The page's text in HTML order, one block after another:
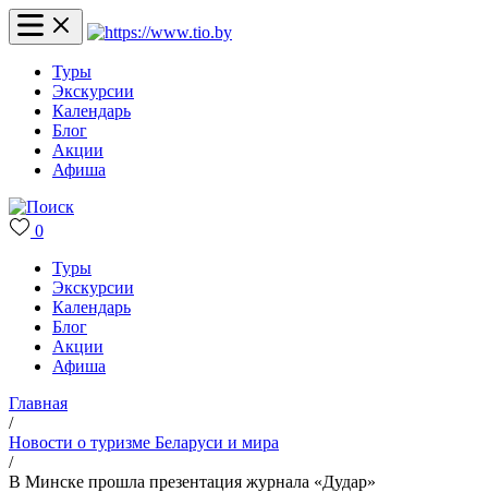
Туры
Экскурсии
Календарь
Блог
Акции
Афиша
0
Туры
Экскурсии
Календарь
Блог
Акции
Афиша
Главная
/
Новости о туризме Беларуси и мира
/
В Минске прошла презентация журнала «Дудар»